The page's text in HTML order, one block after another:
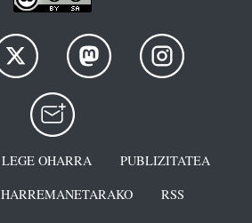
LEGE OHARRA
PUBLIZITATEA
HARREMANETARAKO RSS